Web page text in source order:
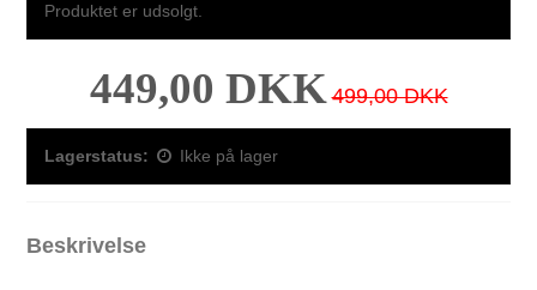
Produktet er udsolgt.
449,00 DKK 499,00 DKK
Lagerstatus: Ikke på lager
Beskrivelse